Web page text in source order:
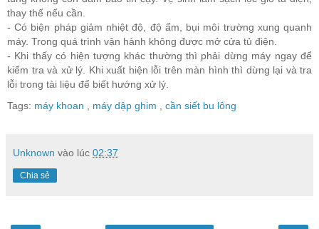
thay thế nếu cần.
- Có biện pháp giảm nhiệt độ, độ ẩm, bụi môi trường xung quanh
máy. Trong quá trình vận hành không được mở cửa tủ điện.
- Khi thấy có hiện tượng khác thường thì phải dừng máy ngay để
kiểm tra và xử lý. Khi xuất hiện lỗi trên màn hình thì dừng lại và tra
lỗi trong tài liệu để biết hướng xử lý.
Tags: máy khoan máy dập ghim cần siết bu lông
Unknown vào lúc 02:37
Chia sẻ